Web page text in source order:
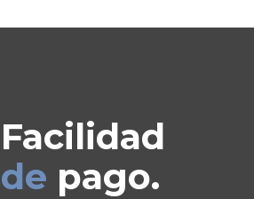
Facilidad
de pago.